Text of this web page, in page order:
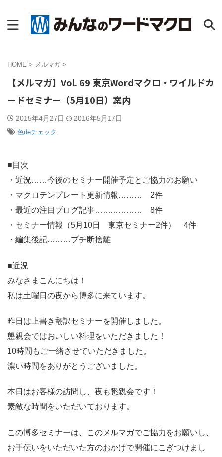
HOME > メルマガ >
【メルマガ】Vol. 69 東京Wordマクロ・ワイルドカ
ードセミナー（5月10日）案内
2015年4月27日 2016年5月17日
色deチェック
■目次
・近況……今後のセミナー開催予定とご協力のお願い
・マクロテンプレート更新情報……… 2件
・最近の注目ブログ記事……………… 8件
・セミナー情報（5月10日 東京セミナー2件） 4件
・編集後記………プチ断捨離
■近況
みなさまこんにちは！
私は土曜日の夜から博多に来ています。
昨日は上書き翻訳セミナーを開催しました。
懇親会ではおいしい料理をいただきました！
10時間もご一緒させていただきました。
濃い時間をありがとうございました。
本日はお客様の訪問し、夜も懇親会です！
素敵な時間をいただいております。
この博多セミナーは、このメルマガでご協力をお願いし、
お手伝いをいただいた方のおかげで開催にこぎつけまし